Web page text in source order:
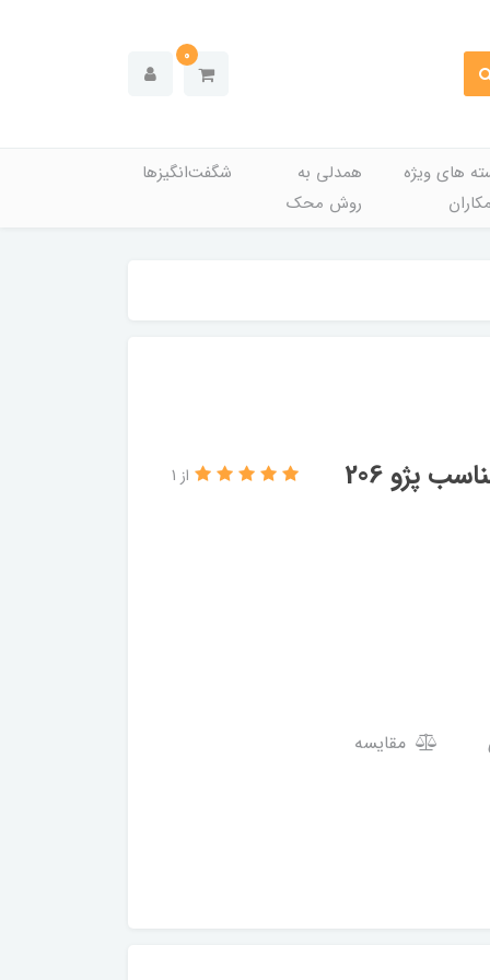
0
های ویژه
همدلی به
روش محک
شگفت‌انگیزها
از 1
مقایسه